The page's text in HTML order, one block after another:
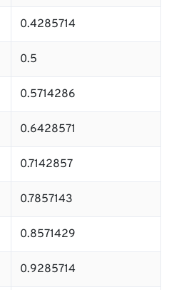
0.4285714
0.5
0.5714286
0.6428571
0.7142857
0.7857143
0.8571429
0.9285714